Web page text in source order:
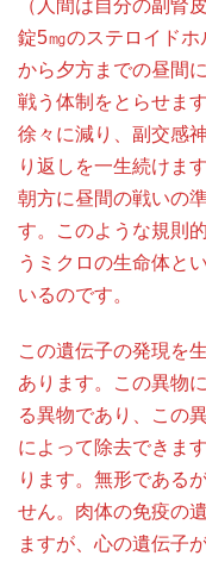
（人間は自分の副腎
錠5㎎のステロイド
から夕方までの昼間
戦う体制をとらせま
徐々に減り、副交感
り返しを一生続けま
朝方に昼間の戦いの
す。このような規則
うミクロの生命体と
いるのです。
この遺伝子の発現を
あります。この異物
る異物であり、この
によって除去できま
ります。無形である
せん。肉体の免疫の
ますが、心の遺伝子